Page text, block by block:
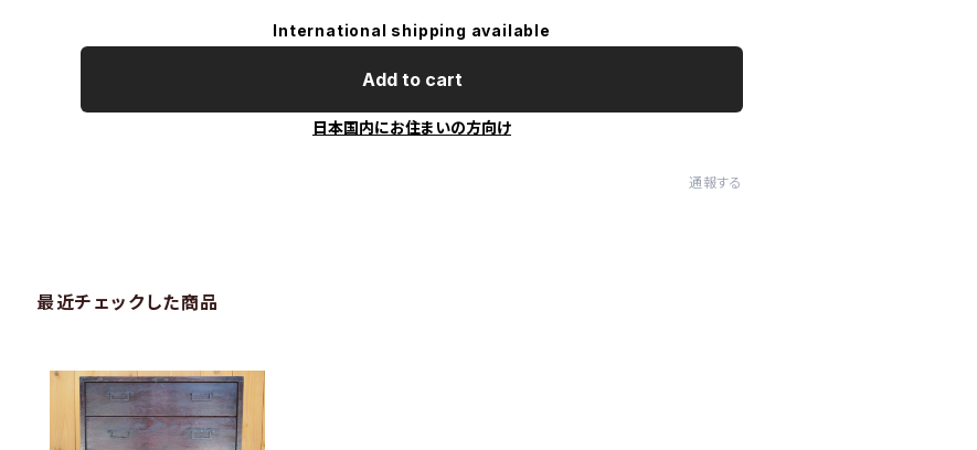
International shipping available
Add to cart
日本国内にお住まいの方向け
通報する
最近チェックした商品